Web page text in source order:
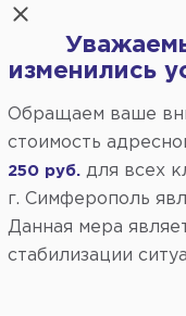
к
изменились
Обращаем ваше
стоимость
250 руб.
для всех
г. Симферополь
Данная мера
стабилизации